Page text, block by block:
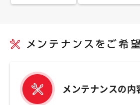
メンテナンスの内